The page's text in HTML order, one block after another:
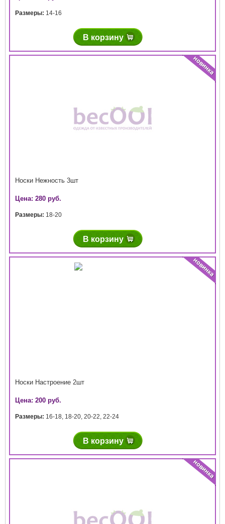
Размеры: 14-16
В корзину
Носки Нежность 3шт
Цена: 280 руб.
Размеры: 18-20
В корзину
Носки Настроение 2шт
Цена: 200 руб.
Размеры: 16-18, 18-20, 20-22, 22-24
В корзину